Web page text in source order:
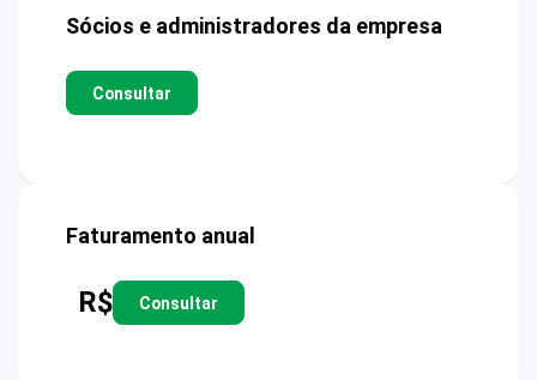
Sócios e administradores da empresa
Consultar
Faturamento anual
R$ Consultar